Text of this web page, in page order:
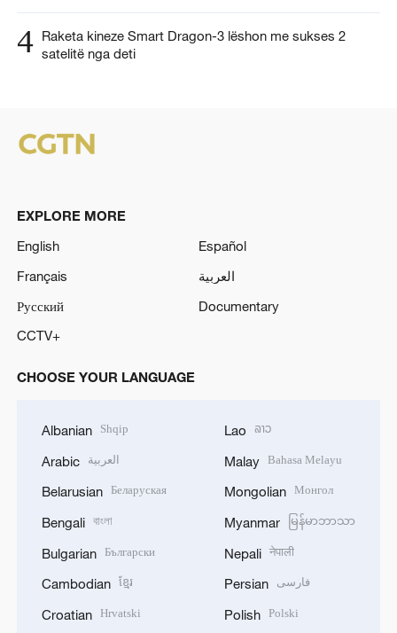
4 Raketa kineze Smart Dragon-3 lëshon me sukses 2
satelitë nga deti
EXPLORE MORE
English
Español
Français
العربية
Русский
Documentary
CCTV+
CHOOSE YOUR LANGUAGE
Albanian Shqip
Arabic العربية
Belarusian Беларуская
Bengali বাংলা
Bulgarian Български
Cambodian ខ្មែរ
Croatian Hrvatski
Lao ລາວ
Malay Bahasa Melayu
Mongolian Монгол
Myanmar မြန်မာဘာသာ
Nepali नेपाली
Persian فارسی
Polish Polski